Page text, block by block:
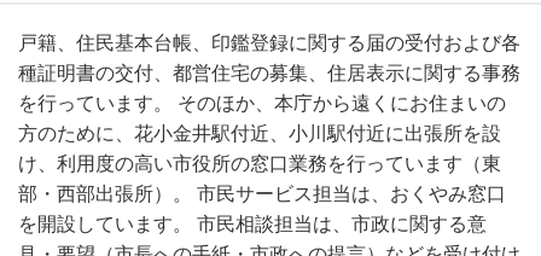
戸籍、住民基本台帳、印鑑登録に関する届の受付および各
種証明書の交付、都営住宅の募集、住居表示に関する事務
を行っています。 そのほか、本庁から遠くにお住まいの
方のために、花小金井駅付近、小川駅付近に出張所を設
け、利用度の高い市役所の窓口業務を行っています（東
部・西部出張所）。 市民サービス担当は、おくやみ窓口
を開設しています。 市民相談担当は、市政に関する意